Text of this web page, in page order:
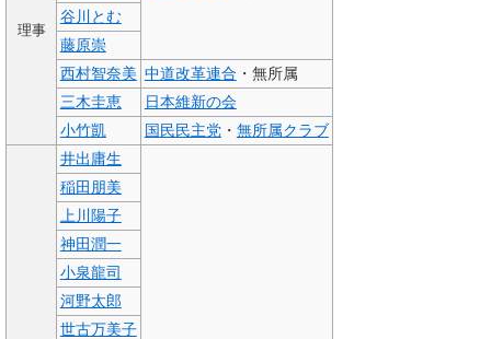
理事
谷川とむ
藤原崇
西村智奈美 中道改革連合 ・無所属
三木圭恵
日本維新の会
小竹凱
国民民主党・ 無所属クラブ
井出庸生
稲田朋美
上川陽子
神田潤一
小泉龍司
河野太郎
世古万美子